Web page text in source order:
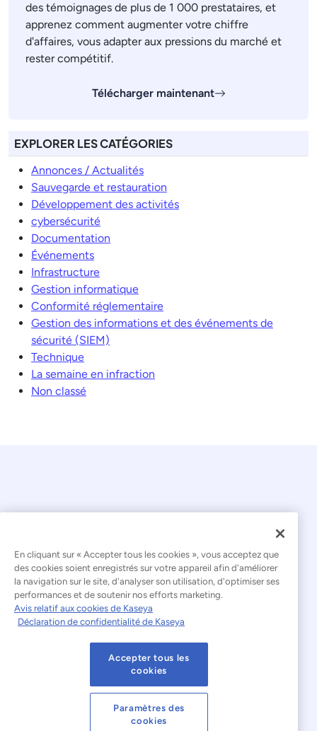
des témoignages de plus de 1 000 prestataires, et
apprenez comment augmenter votre chiffre
d'affaires, vous adapter aux pressions du marché et
rester compétitif.
Télécharger maintenant
EXPLORER LES CATÉGORIES
Annonces / Actualités
Sauvegarde et restauration
Développement des activités
cybersécurité
Documentation
Événements
Infrastructure
Gestion informatique
Conformité réglementaire
Gestion des informations et des événements de
sécurité (SIEM)
Technique
La semaine en infraction
Non classé
© 2026 Kaseya. Tous droits réservés.
Français
Déclaration relative à l'esclavage moderne
Mentions légales
Conditions d'utilisation du site web
Déclaration de confidentialité
En cliquant sur « Accepter tous les cookies », vous acceptez que
des cookies soient enregistrés sur votre appareil afin d'améliorer
la navigation sur le site, d'analyser son utilisation, d'optimiser ses
performances et de soutenir nos efforts marketing.
Avis relatif aux cookies de Kaseya
Déclaration de confidentialité de Kaseya
Accepter tous les
cookies
Paramètres des
cookies